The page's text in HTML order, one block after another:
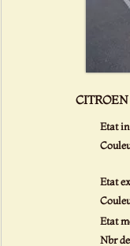
CITROEN
Etat
Etat
Etat
Nbr